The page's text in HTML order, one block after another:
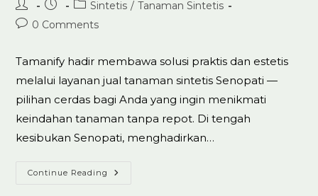
Post
author:
Post
published:
Post
category:
Sintetis / Tanaman Sintetis
Post0 Comments
Tamanify hadir membawa solusi praktis dan estetis
melalui layanan jual tanaman sintetis Senopati —
pilihan cerdas bagi Anda yang ingin menikmati
keindahan tanaman tanpa repot. Di tengah
kesibukan Senopati, menghadirkan…
Continue Reading Jual